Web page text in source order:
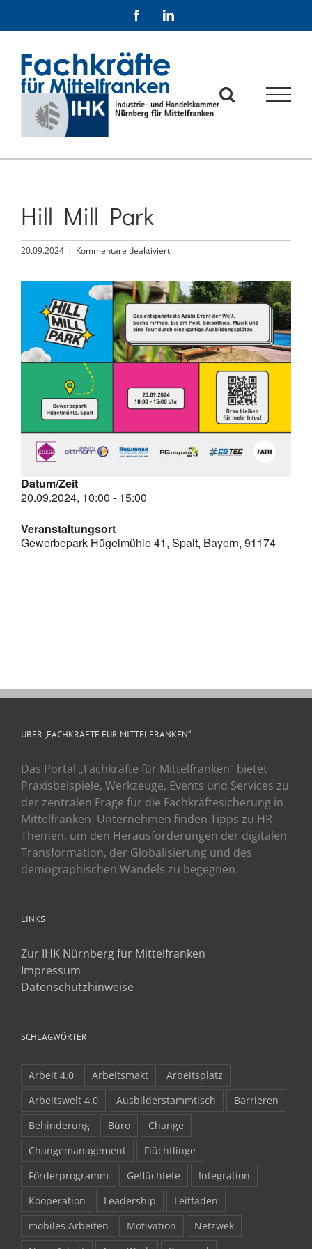
FacebookLinkedIn
Hill Mill Park
20.09.2024 | Kommentare deaktiviertfür
Hill
Park
grösseres
Datum/Zeit
20.09.2024, 10:00 - 15:00
Veranstaltungsort
Gewerbepark Hügelmühle 41, Spalt, Bayern, 91174
ÜBER „FACHKRÄFTE FÜR MITTELFRANKEN“
Das Portal „Fachkräfte für Mittelfranken“ bietet
Praxisbeispiele, Werkzeuge, Events und Services zu
der zentralen Frage für die Fachkräftesicherung in
Mittelfranken. Unternehmen finden Tipps zu HR-
Themen, um den Herausforderungen der digitalen
Transformation, der Globalisierung und des
demographischen Wandels zu begegnen.
LINKS
Zur IHK Nürnberg für Mittelfranken
Impressum
Datenschutzhinweise
SCHLAGWÖRTER
Arbeit 4.0 Arbeitsmakt
Arbeitsplatz
Arbeitswelt 4.0
Ausbilderstammtisch
Barrieren
Behinderung
Büro
Change
Changemanagement
Flüchtlinge
Förderprogramm
Geflüchtete
Integration
Kooperation
Leadership
Leitfaden
mobiles Arbeiten
Motivation
Netzwek